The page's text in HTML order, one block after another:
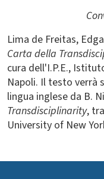
Lima de Freitas,
Carta della
cura dell'I.P.E.,
Napoli. Il testo verrà
lingua inglese da B.
Transdisciplinarity,
University of New